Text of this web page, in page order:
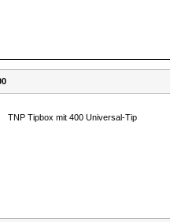
TNP Tipbox mit 400 Universal-Tip